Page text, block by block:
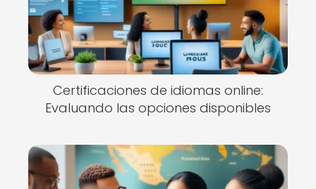
Certificaciones de idiomas online:
Evaluando las opciones disponibles